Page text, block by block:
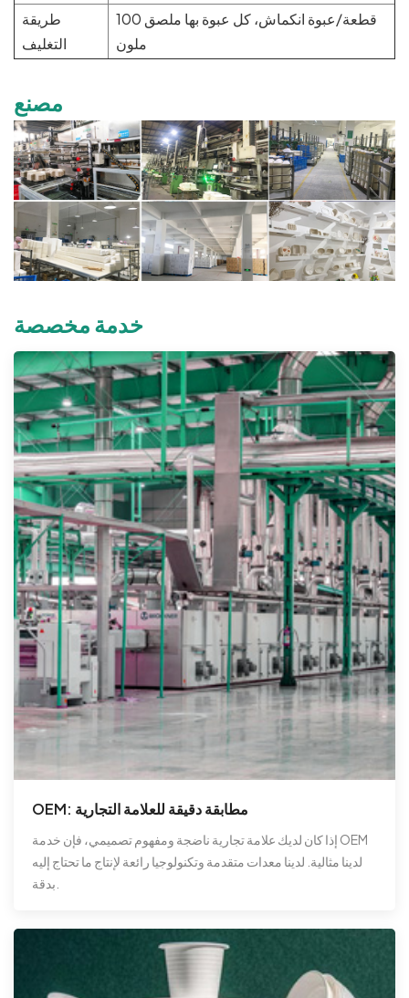
طريقة
التغليف
100 قطعة/عبوة انكماش، كل عبوة بها ملصق
ملون
مصنع
خدمة مخصصة
OEM: مطابقة دقيقة للعلامة التجارية
إذا كان لديك علامة تجارية ناضجة ومفهوم تصميمي، فإن خدمة OEM
لدينا مثالية. لدينا معدات متقدمة وتكنولوجيا رائعة لإنتاج ما تحتاج إليه